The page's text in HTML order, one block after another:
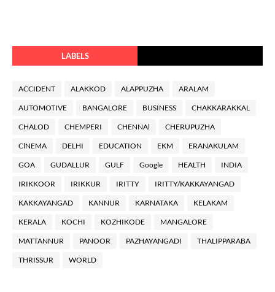
LABELS
ACCIDENT ALAKKOD ALAPPUZHA ARALAM
AUTOMOTIVE BANGALORE BUSINESS CHAKKARAKKAL
CHALOD CHEMPERI CHENNAl CHERUPUZHA
ClNEMA DELHI EDUCATION EKM ERANAKULAM
GOA GUDALLUR GULF Google HEALTH INDIA
IRIKKOOR IRIKKUR IRITTY IRITTY/KAKKAYANGAD
KAKKAYANGAD KANNUR KARNATAKA KELAKAM
KERALA KOCHI KOZHIKODE MANGALORE
MATTANNUR PANOOR PAZHAYANGADI THALIPPARABA
THRISSUR WORLD